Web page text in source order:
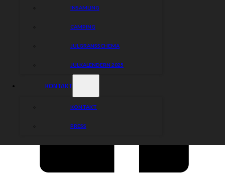
INSAMLING
CAMPING
JULGRANSSCHEMA
JULKALENDERN 2025
KONTAKT
KONTAKT
PRESS